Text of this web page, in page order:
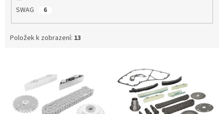
SWAG 6
Položek k zobrazení: 13